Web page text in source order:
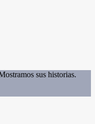
sus historias.